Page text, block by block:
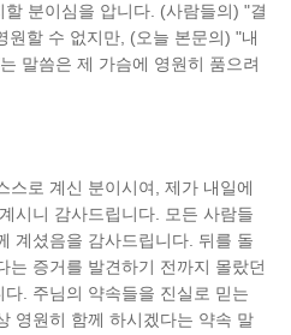
분이심을 압니다. (사람들의) "결
원할 수 없지만, (오늘 본문의) "내
말씀은 제 가슴에 영원히 품으려
스로 계신 분이시여, 제가 내일에
시니 감사드립니다. 모든 사람들
계셨음을 감사드립니다. 뒤를 돌
는 증거를 발견하기 전까지 몰랐던
. 주님의 약속들을 진실로 믿는
영원히 함께 하시겠다는 약속 말